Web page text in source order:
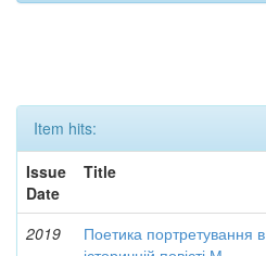
Item hits:
Issue
Date
Title
2019
Поетика портретування в